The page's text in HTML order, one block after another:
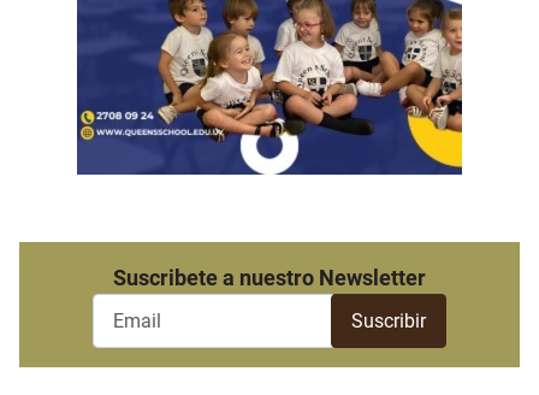
Suscribete a nuestro Newsletter